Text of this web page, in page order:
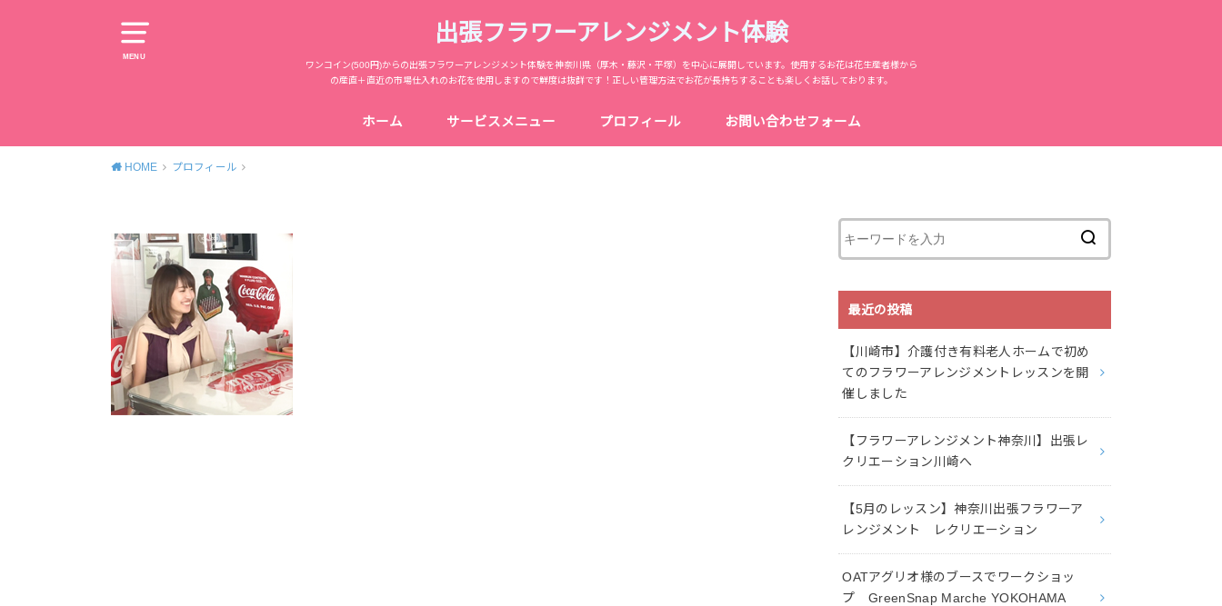
MENU
出張フラワーアレンジメント体験
ワンコイン(500円)からの出張フラワーアレンジメント体験を神奈川県（厚木・藤沢・平塚）を中心に展開しています。使用するお花は花生産者様から
の産直＋直近の市場仕入れのお花を使用しますので鮮度は抜群です！正しい管理方法でお花が長持ちすることも楽しくお話しております。
ホーム サービスメニュー プロフィール お問い合わせフォーム
HOME プロフィール
最近の投稿
【川崎市】介護付き有料老人ホームで初め
てのフラワーアレンジメントレッスンを開
催しました
【フラワーアレンジメント神奈川】出張レ
クリエーション川崎へ
【5月のレッスン】神奈川出張フラワーア
レンジメント レクリエーション
OATアグリオ様のブースでワークショッ
プ GreenSnap Marche YOKOHAMA